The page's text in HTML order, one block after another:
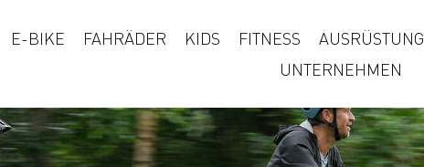
E-BIKE FAHRÄDER KIDS FITNESS AUSRÜSTUNG
UNTERNEHMEN